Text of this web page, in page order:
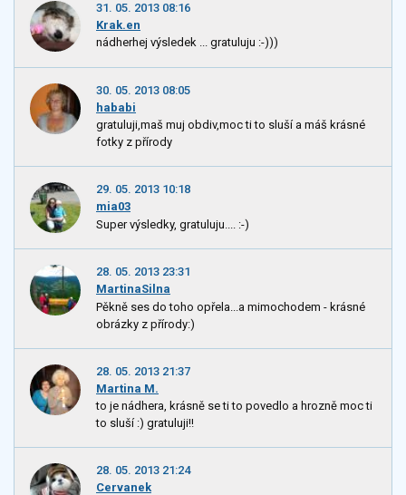
31. 05. 2013 08:16
Krak.en
nádherhej výsledek ... gratuluju :-)))
30. 05. 2013 08:05
hababi
gratuluji,maš muj obdiv,moc ti to sluší a máš krásné
fotky z přírody
29. 05. 2013 10:18
mia03
Super výsledky, gratuluju.... :-)
28. 05. 2013 23:31
MartinaSilna
Pěkně ses do toho opřela...a mimochodem - krásné
obrázky z přírody:)
28. 05. 2013 21:37
Martina M.
to je nádhera, krásně se ti to povedlo a hrozně moc ti
to sluší :) gratuluji!!
28. 05. 2013 21:24
Cervanek